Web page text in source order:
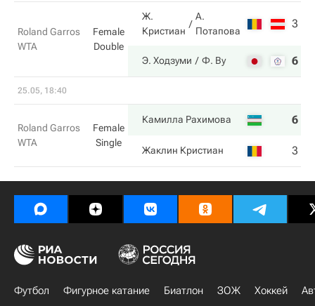
Roland Garros
WTA
Female
Double
Ж.
Кристиан
А.
Потапова
3
Э. Ходзуми Ф. Ву 6
25.05, 18:40
Roland Garros
WTA
Female
Single
Камилла Рахимова 6
Жаклин Кристиан 3
Футбол Фигурное катание Биатлон ЗОЖ Хоккей